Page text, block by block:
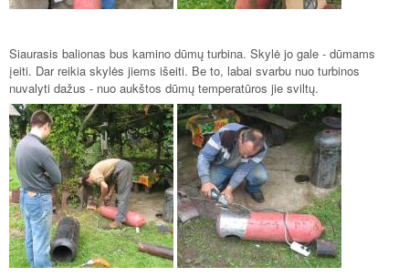
Siaurasis balionas bus kamino dūmų turbina. Skylė jo gale - dūmams
įeiti. Dar reikia skylės jiems išeiti. Be to, labai svarbu nuo turbinos
nuvalyti dažus - nuo aukštos dūmų temperatūros jie sviltų.